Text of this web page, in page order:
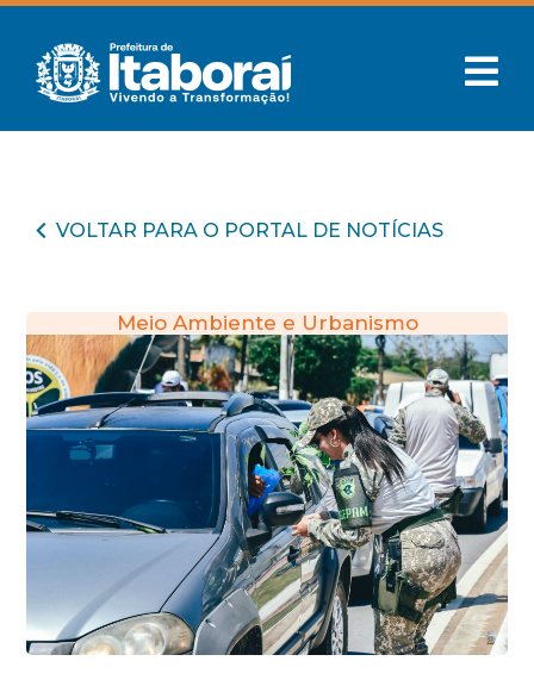
VOLTAR PARA O PORTAL DE NOTÍCIAS
Meio Ambiente e Urbanismo